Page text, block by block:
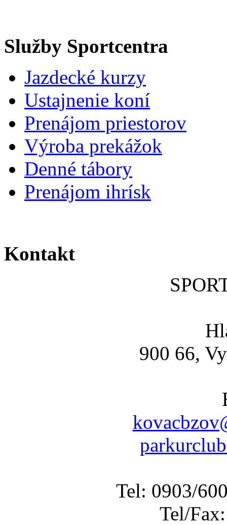
Služby Sportcentra
Jazdecké kurzy
Ustajnenie koní
Prenájom priestorov
Výroba prekážok
Denné tábory
Prenájom ihrísk
Kontakt
900 66,
Tel: 0903/
Tel/